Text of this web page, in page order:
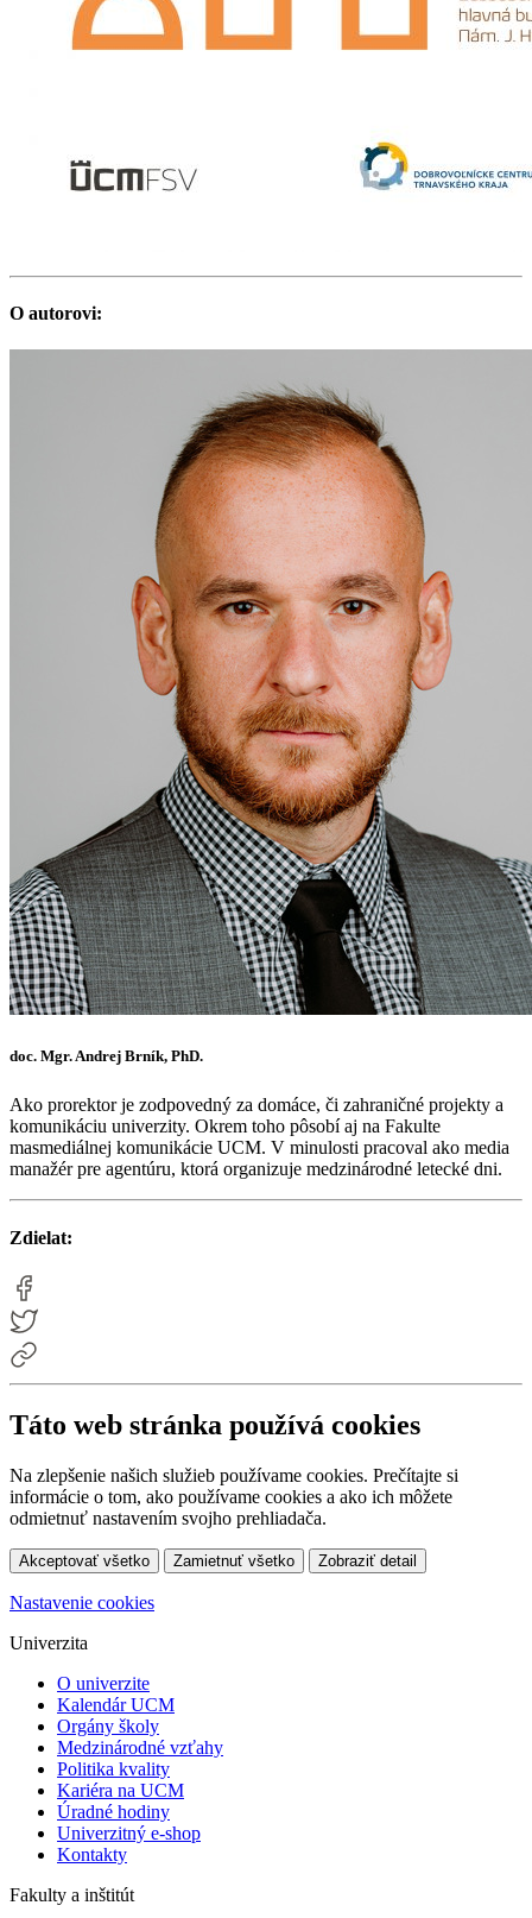
O autorovi:
doc. Mgr. Andrej Brník, PhD.
Ako prorektor je zodpovedný za domáce, či zahraničné projekty a
komunikáciu univerzity. Okrem toho pôsobí aj na Fakulte
masmediálnej komunikácie UCM. V minulosti pracoval ako media
manažér pre agentúru, ktorá organizuje medzinárodné letecké dni.
Zdielat:
Táto web stránka používá cookies
Na zlepšenie našich služieb používame cookies. Prečítajte si
informácie o tom, ako používame cookies a ako ich môžete
odmietnuť nastavením svojho prehliadača.
Akceptovať všetko Zamietnuť všetko Zobraziť detail
Nastavenie cookies
Univerzita
O univerzite
Kalendár UCM
Orgány školy
Medzinárodné vzťahy
Politika kvality
Kariéra na UCM
Úradné hodiny
Univerzitný e-shop
Kontakty
Fakulty a inštitút